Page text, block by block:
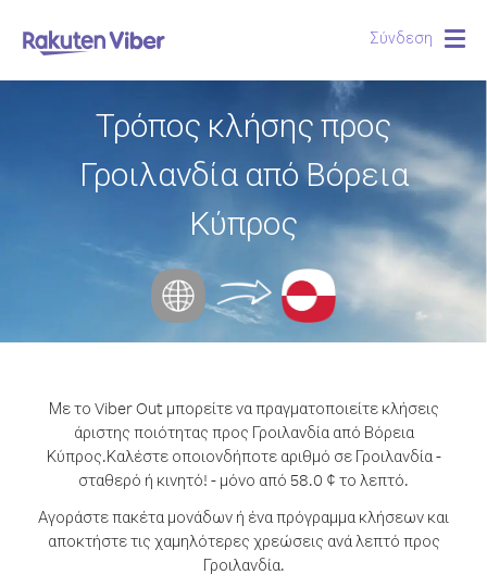
Σύνδεση
Τρόπος κλήσης προς
Γροιλανδία από Βόρεια
Κύπρος
Με το Viber Out μπορείτε να πραγματοποιείτε κλήσεις
άριστης ποιότητας προς Γροιλανδία από Βόρεια
Κύπρος.Καλέστε οποιονδήποτε αριθμό σε Γροιλανδία -
σταθερό ή κινητό! - μόνο από 58.0 ¢ το λεπτό.
Αγοράστε πακέτα μονάδων ή ένα πρόγραμμα κλήσεων και
αποκτήστε τις χαμηλότερες χρεώσεις ανά λεπτό προς
Γροιλανδία.